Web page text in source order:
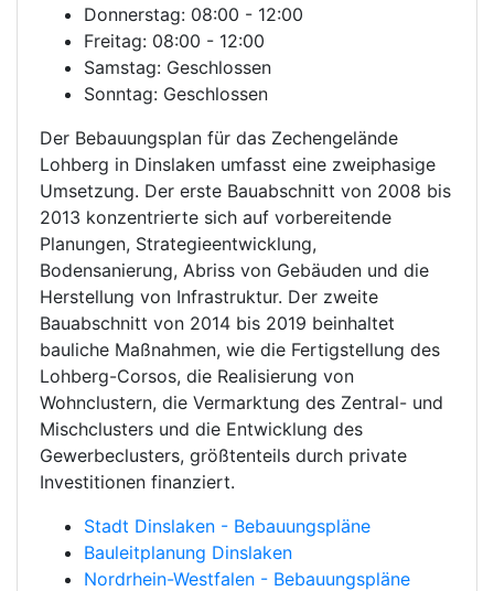
Donnerstag: 08:00 - 12:00
Freitag: 08:00 - 12:00
Samstag: Geschlossen
Sonntag: Geschlossen
Der Bebauungsplan für das Zechengelände
Lohberg in Dinslaken umfasst eine zweiphasige
Umsetzung. Der erste Bauabschnitt von 2008 bis
2013 konzentrierte sich auf vorbereitende
Planungen, Strategieentwicklung,
Bodensanierung, Abriss von Gebäuden und die
Herstellung von Infrastruktur. Der zweite
Bauabschnitt von 2014 bis 2019 beinhaltet
bauliche Maßnahmen, wie die Fertigstellung des
Lohberg-Corsos, die Realisierung von
Wohnclustern, die Vermarktung des Zentral- und
Mischclusters und die Entwicklung des
Gewerbeclusters, größtenteils durch private
Investitionen finanziert.
Stadt Dinslaken - Bebauungspläne
Bauleitplanung Dinslaken
Nordrhein-Westfalen - Bebauungspläne